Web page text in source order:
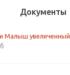
Документы
Малыш увеличенный